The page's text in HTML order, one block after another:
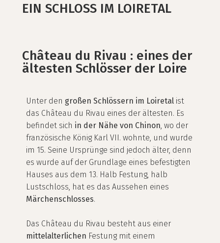
EIN SCHLOSS IM LOIRETAL
Château du Rivau : eines der
ältesten Schlösser der Loire
Unter den großen Schlössern im Loiretalist
das Château du Rivau eines der ältesten. Es
befindet sich in der Nähe von Chinon, wo der
französische König Karl VII. wohnte, und wurde
im 15. Seine Ursprünge sind jedoch älter, denn
es wurde auf der Grundlage eines befestigten
Hauses aus dem 13. Halb Festung, halb
Lustschloss, hat es das Aussehen eines
Märchenschlosses.
Das Château du Rivau besteht aus einer
mittelalterlichen Festung mit einem